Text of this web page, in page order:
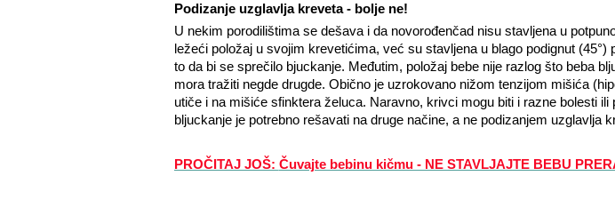
Podizanje uzglavlja kreveta - bolje ne!
U nekim porodilištima se dešava i da novorođenčad nisu stavljena u
ležeći položaj u svojim krevetićima, već su stavljena u blago podignut (45°)
to da bi se sprečilo bjuckanje. Međutim, položaj bebe nije razlog što beba
mora tražiti negde drugde. Obično je uzrokovano nižom tenzijom mišića
utiče i na mišiće sfinktera želuca. Naravno, krivci mogu biti i razne bolesti ili
bljuckanje je potrebno rešavati na druge načine, a ne podizanjem uzglavlja
PROČITAJ JOŠ: Čuvajte bebinu kičmu - NE STAVLJAJTE BEBU